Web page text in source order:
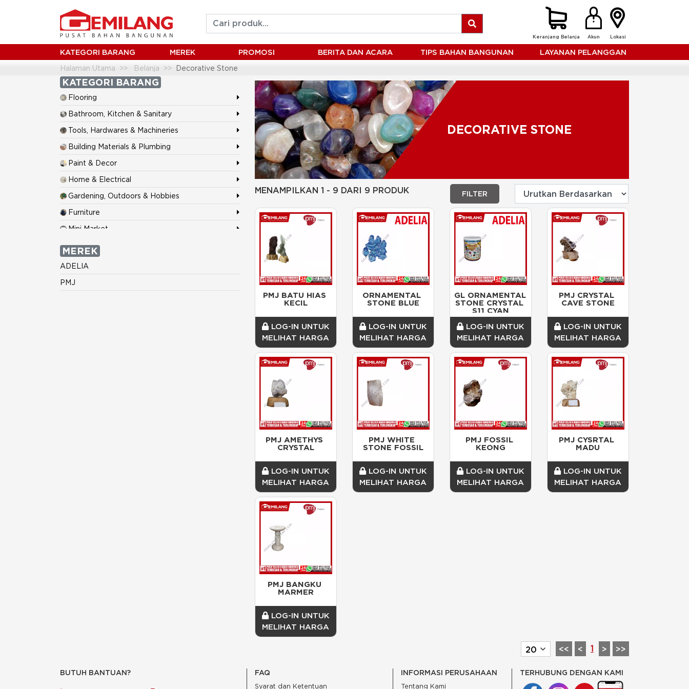
Keranjang Belanja Akun Lokasi
KATEGORI BARANG MEREK PROMOSI BERITA DAN ACARA TIPS BAHAN BANGUNAN LAYANAN PELANGGAN
Halaman Utama Belanja Decorative Stone
KATEGORI BARANG
Flooring
Bathroom, Kitchen & Sanitary
Tools, Hardwares & Machineries
Building Materials & Plumbing
Paint & Decor
Home & Electrical
Gardening, Outdoors & Hobbies
Furniture
Mini Market
MEREK
ADELIA
PMJ
DECORATIVE STONE
MENAMPILKAN 1 - 9 DARI 9 PRODUK FILTER
PMJ BATU HIAS
KECIL
LOG-IN UNTUK
MELIHAT HARGA
ORNAMENTAL
STONE BLUE
LOG-IN UNTUK
MELIHAT HARGA
GL ORNAMENTAL
STONE CRYSTAL
S11 CYAN
LOG-IN UNTUK
MELIHAT HARGA
PMJ CRYSTAL
CAVE STONE
LOG-IN UNTUK
MELIHAT HARGA
PMJ AMETHYS
CRYSTAL
LOG-IN UNTUK
MELIHAT HARGA
PMJ WHITE
STONE FOSSIL
LOG-IN UNTUK
MELIHAT HARGA
PMJ FOSSIL
KEONG
LOG-IN UNTUK
MELIHAT HARGA
PMJ CYSRTAL
MADU
LOG-IN UNTUK
MELIHAT HARGA
PMJ BANGKU
MARMER
LOG-IN UNTUK
MELIHAT HARGA
<< < 1 > >>
BUTUH BANTUAN? FAQ
Syarat dan Ketentuan
INFORMASI PERUSAHAAN
Tentang Kami
TERHUBUNG DENGAN KAMI